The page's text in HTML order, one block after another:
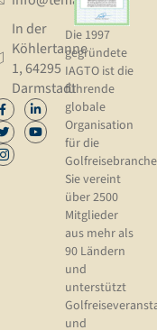
In der
Köhlertanne
1, 64295
Darmstadt
Die 1997
gegründete
IAGTO ist die
führende
globale
Organisation
für die
Sie vereint
über 2500
Mitglieder
aus mehr als
90 Ländern
und
unterstützt
und